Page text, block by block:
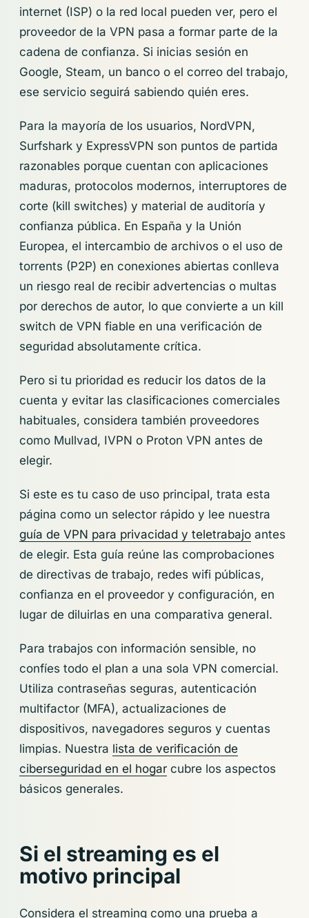
internet (ISP) o la red local pueden ver, pero el
proveedor de la VPN pasa a formar parte de la
cadena de confianza. Si inicias sesión en
Google, Steam, un banco o el correo del trabajo,
ese servicio seguirá sabiendo quién eres.
Para la mayoría de los usuarios, NordVPN,
Surfshark y ExpressVPN son puntos de partida
razonables porque cuentan con aplicaciones
maduras, protocolos modernos, interruptores de
corte (kill switches) y material de auditoría y
confianza pública. En España y la Unión
Europea, el intercambio de archivos o el uso de
torrents (P2P) en conexiones abiertas conlleva
un riesgo real de recibir advertencias o multas
por derechos de autor, lo que convierte a un kill
switch de VPN fiable en una verificación de
seguridad absolutamente crítica.
Pero si tu prioridad es reducir los datos de la
cuenta y evitar las clasificaciones comerciales
habituales, considera también proveedores
como Mullvad, IVPN o Proton VPN antes de
elegir.
Si este es tu caso de uso principal, trata esta
página como un selector rápido y lee nuestra
guía de VPN para privacidad y teletrabajo antes
de elegir. Esta guía reúne las comprobaciones
de directivas de trabajo, redes wifi públicas,
confianza en el proveedor y configuración, en
lugar de diluirlas en una comparativa general.
Para trabajos con información sensible, no
confíes todo el plan a una sola VPN comercial.
Utiliza contraseñas seguras, autenticación
multifactor (MFA), actualizaciones de
dispositivos, navegadores seguros y cuentas
limpias. Nuestra lista de verificación de
ciberseguridad en el hogar cubre los aspectos
básicos generales.
Si el streaming es el
motivo principal
Considera el streaming como una prueba a